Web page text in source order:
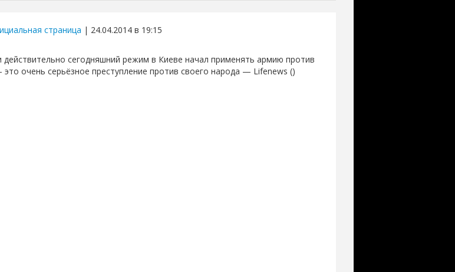
страница | 24.04.2014 в 19:15
действительно сегодняшний режим в Киеве начал применять армию против
очень серьёзное преступление против своего народа — Lifenews ()